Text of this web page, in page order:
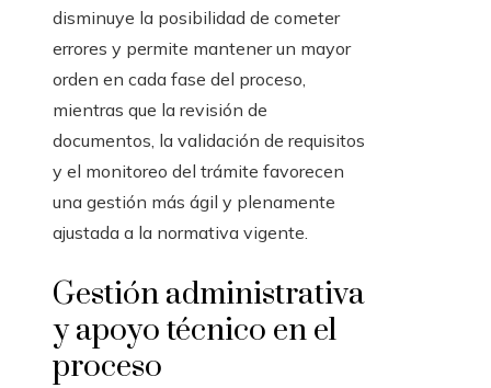
disminuye la posibilidad de cometer
errores y permite mantener un mayor
orden en cada fase del proceso,
mientras que la revisión de
documentos, la validación de requisitos
y el monitoreo del trámite favorecen
una gestión más ágil y plenamente
ajustada a la normativa vigente.
Gestión administrativa
y apoyo técnico en el
proceso